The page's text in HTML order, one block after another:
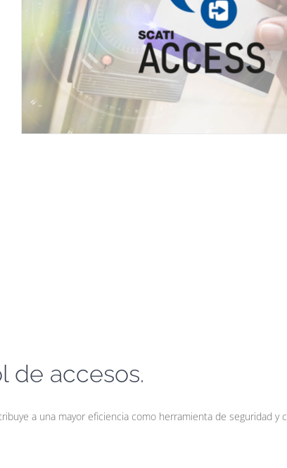
de accesos.
a una mayor eficiencia como herramienta de seguridad y